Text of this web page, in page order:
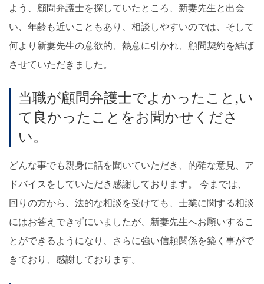
よう、顧問弁護士を探していたところ、新妻先生と出会
い、年齢も近いこともあり、相談しやすいのでは、そして
何より新妻先生の意欲的、熱意に引かれ、顧問契約を結ば
させていただきました。
当職が顧問弁護士でよかったこと,い
て良かったことをお聞かせくださ
い。
どんな事でも親身に話を聞いていただき、的確な意見、ア
ドバイスをしていただき感謝しております。 今までは、
回りの方から、法的な相談を受けても、士業に関する相談
にはお答えできずにいましたが、新妻先生へお願いするこ
とができるようになり、さらに強い信頼関係を築く事がで
きており、感謝しております。